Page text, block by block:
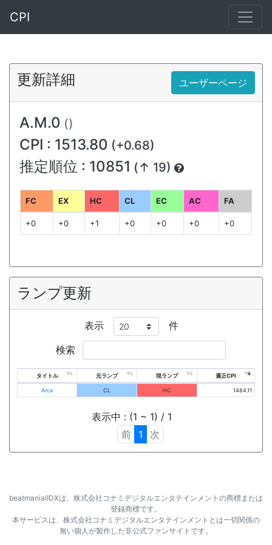
CPI
更新詳細 ユーザーページ
A.M.0 ()
CPI : 1513.80 (+0.68)
推定順位 : 10851 (↑ 19)
FC EX HC CL EC AC FA
+0 +0 +1 +0 +0 +0 +0
ランプ更新
表示 件
検索
タイトル 元ランプ 現ランプ 適正CPI
Arca CL HC 1484.11
表示中 : (1 ~ 1) / 1
前
1 次
beatmaniaⅡDXは、株式会社コナミデジタルエンタテインメントの商標または
登録商標です。
本サービスは、株式会社コナミデジタルエンタテインメントとは一切関係の
無い個人が製作した非公式ファンサイトです。